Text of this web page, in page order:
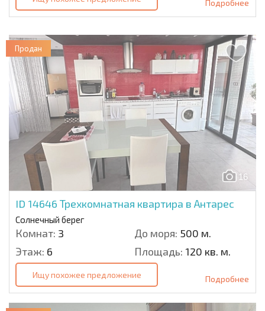
Подробнее
16
ID 14646 Трехкомнатная квартира в Антарес
Солнечный берег
Комнат: 3 До моря: 500 м.
Этаж: 6 Площадь: 120 кв. м.
Продан
Ищу похожее предложение Подробнее